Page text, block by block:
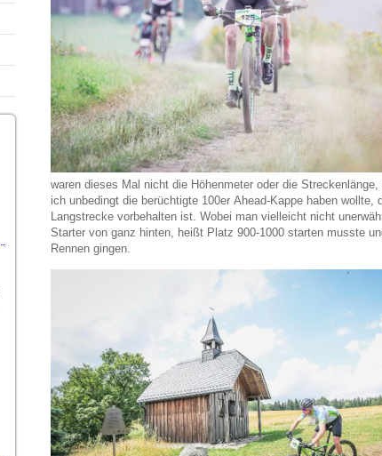
waren dieses Mal nicht die Höhenmeter oder die
ich unbedingt die berüchtigte 100er Ahead-Kappe haben wollte,
Langstrecke vorbehalten ist. Wobei man vielleicht nicht
Starter von ganz hinten, heißt Platz 900-1000 starten musste
Rennen gingen.